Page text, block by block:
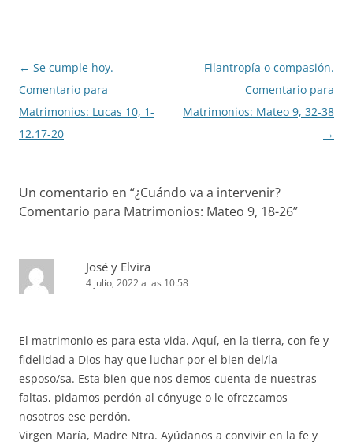
Navegación
de
entradas
← Se cumple hoy.
Comentario para
Matrimonios: Lucas 10, 1-
12.17-20
Filantropía o compasión.
Comentario para
Matrimonios: Mateo 9, 32-38
→
Un comentario en “¿Cuándo va a intervenir?
Comentario para Matrimonios: Mateo 9, 18-26”
José y Elvira
4 julio, 2022 a las 10:58
El matrimonio es para esta vida. Aquí, en la tierra, con fe y
fidelidad a Dios hay que luchar por el bien del/la
esposo/sa. Esta bien que nos demos cuenta de nuestras
faltas, pidamos perdón al cónyuge o le ofrezcamos
nosotros ese perdón.
Virgen María, Madre Ntra. Ayúdanos a convivir en la fe y